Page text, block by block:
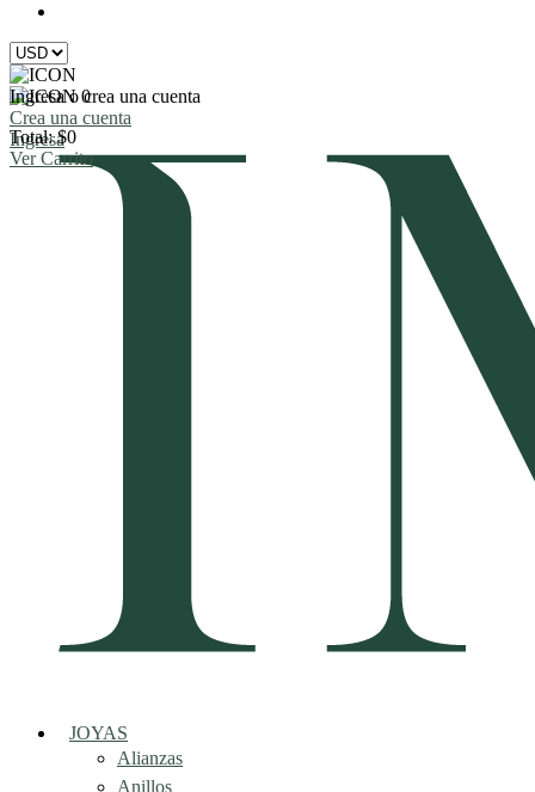
Ingresa o crea una cuenta
Crea una cuenta
Ingresa
0
Total: $0
Ver Carrito
JOYAS
Alianzas
Anillos